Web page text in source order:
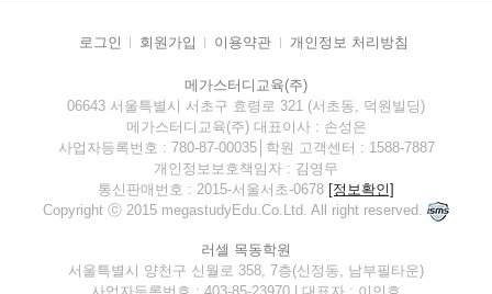
로그인 회원가입 이용약관 개인정보 처리방침
메가스터디교육(주)
06643 서울특별시 서초구 효령로 321 (서초동, 덕원빌딩)
메가스터디교육(주) 대표이사 : 손성은
사업자등록번호 : 780-87-00035│학원 고객센터 : 1588-7887
개인정보보호책임자 : 김영무
통신판매번호 : 2015-서울서초-0678 [정보확인]
Copyright ⓒ 2015 megastudyEdu.Co.Ltd. All right reserved.
러셀 목동학원
서울특별시 양천구 신월로 358, 7층(신정동, 남부필타운)